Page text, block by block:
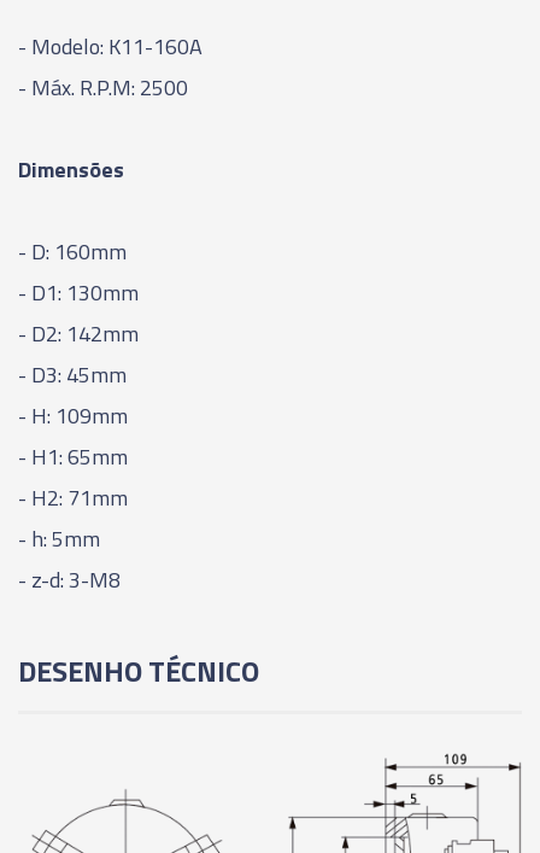
- Modelo: K11-160A
- Máx. R.P.M: 2500
Dimensões
- D: 160mm
- D1: 130mm
- D2: 142mm
- D3: 45mm
- H: 109mm
- H1: 65mm
- H2: 71mm
- h: 5mm
- z-d: 3-M8
DESENHO TÉCNICO